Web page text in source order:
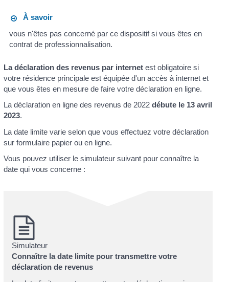
À savoir
vous n'êtes pas concerné par ce dispositif si vous êtes en
contrat de professionnalisation.
La déclaration des revenus par internetest obligatoire si
votre résidence principale est équipée d'un accès à internet et
que vous êtes en mesure de faire votre déclaration en ligne.
La déclaration en ligne des revenus de 2022 débute le 13 avril
2023.
La date limite varie selon que vous effectuez votre déclaration
sur formulaire papier ou en ligne.
Vous pouvez utiliser le simulateur suivant pour connaître la
date qui vous concerne :
Simulateur
Connaître la date limite pour transmettre votre
déclaration de revenus